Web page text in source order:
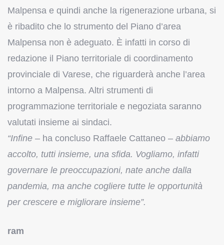
Malpensa e quindi anche la rigenerazione urbana, si
è ribadito che lo strumento del Piano d’area
Malpensa non è adeguato. È infatti in corso di
redazione il Piano territoriale di coordinamento
provinciale di Varese, che riguarderà anche l’area
intorno a Malpensa. Altri strumenti di
programmazione territoriale e negoziata saranno
valutati insieme ai sindaci.
“Infine – ha concluso Raffaele Cattaneo – abbiamo
accolto, tutti insieme, una sfida. Vogliamo, infatti
governare le preoccupazioni, nate anche dalla
pandemia, ma anche cogliere tutte le opportunità
per crescere e migliorare insieme”.
ram